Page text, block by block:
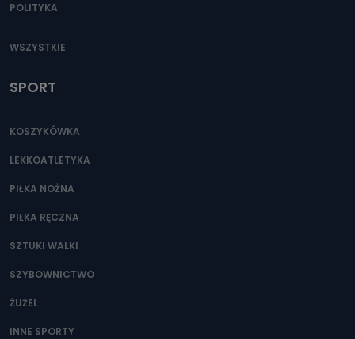
POLITYKA
WSZYSTKIE
SPORT
KOSZYKÓWKA
LEKKOATLETYKA
PIŁKA NOŻNA
PIŁKA RĘCZNA
SZTUKI WALKI
SZYBOWNICTWO
ŻUŻEL
INNE SPORTY